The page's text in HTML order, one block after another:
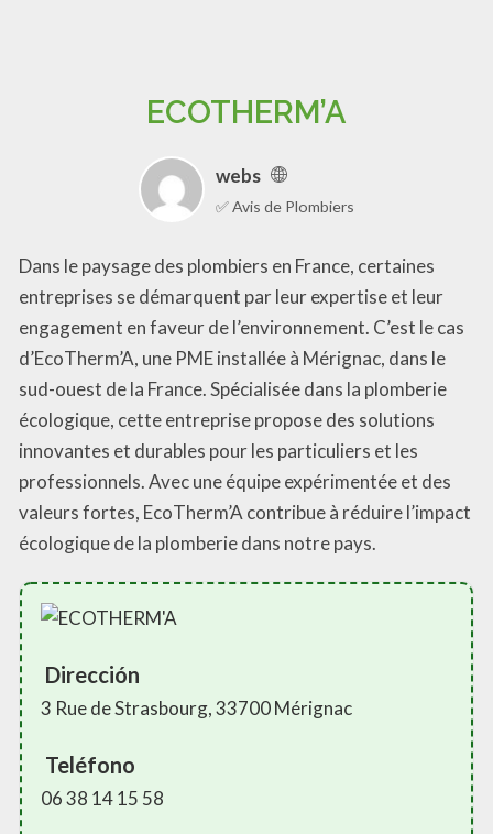
ECOTHERM’A
webs
✅ Avis de Plombiers
Dans le paysage des plombiers en France, certaines
entreprises se démarquent par leur expertise et leur
engagement en faveur de l’environnement. C’est le cas
d’EcoTherm’A, une PME installée à Mérignac, dans le
sud-ouest de la France. Spécialisée dans la plomberie
écologique, cette entreprise propose des solutions
innovantes et durables pour les particuliers et les
professionnels. Avec une équipe expérimentée et des
valeurs fortes, EcoTherm’A contribue à réduire l’impact
écologique de la plomberie dans notre pays.
Dirección
3 Rue de Strasbourg, 33700 Mérignac
Teléfono
06 38 14 15 58